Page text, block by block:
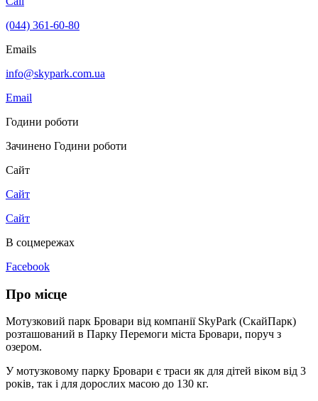
(044) 361-60-80
Emails
info@skypark.com.ua
Email
Години роботи
Зачинено Години роботи
Сайт
Сайт
Сайт
В соцмережах
Facebook
Про місце
Мотузковий парк Бровари від компанії SkyPark (СкайПарк)
розташований в Парку Перемоги міста Бровари, поруч з
озером.
У мотузковому парку Бровари є траси як для дітей віком від 3
років, так і для дорослих масою до 130 кг.